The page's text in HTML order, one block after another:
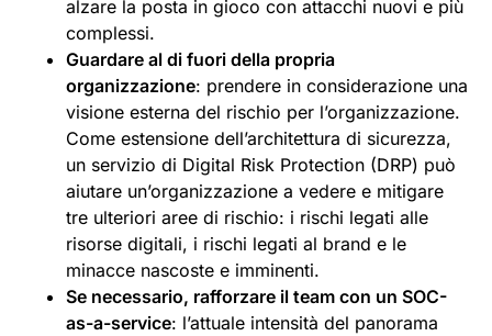
alzare la posta in gioco con attacchi nuovi e più
complessi.
Guardare al di fuori della propria
organizzazione: prendere in considerazione una
visione esterna del rischio per l’organizzazione.
Come estensione dell’architettura di sicurezza,
un servizio di Digital Risk Protection (DRP) può
aiutare un’organizzazione a vedere e mitigare
tre ulteriori aree di rischio: i rischi legati alle
risorse digitali, i rischi legati al brand e le
minacce nascoste e imminenti.
Se necessario, rafforzare il team con un SOC-
as-a-service: l’attuale intensità del panorama